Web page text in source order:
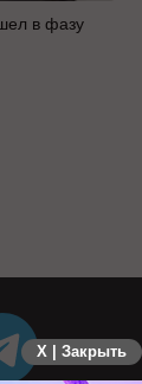
в фазу
X | Закрыть